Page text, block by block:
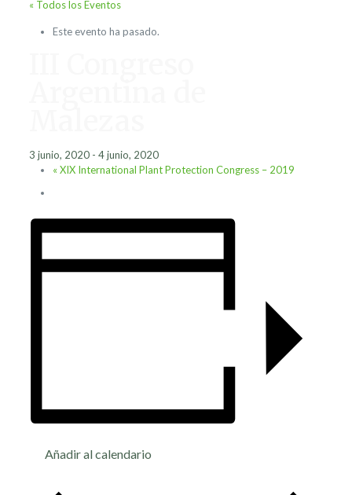
« Todos los Eventos
Este evento ha pasado.
3 junio, 2020- 4 junio, 2020
« XIX International Plant Protection Congress – 2019
Añadir al calendario